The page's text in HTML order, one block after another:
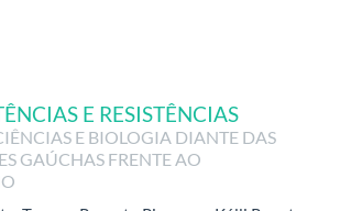
E RESISTÊNCIAS
E BIOLOGIA DIANTE DAS
GAÚCHAS FRENTE AO